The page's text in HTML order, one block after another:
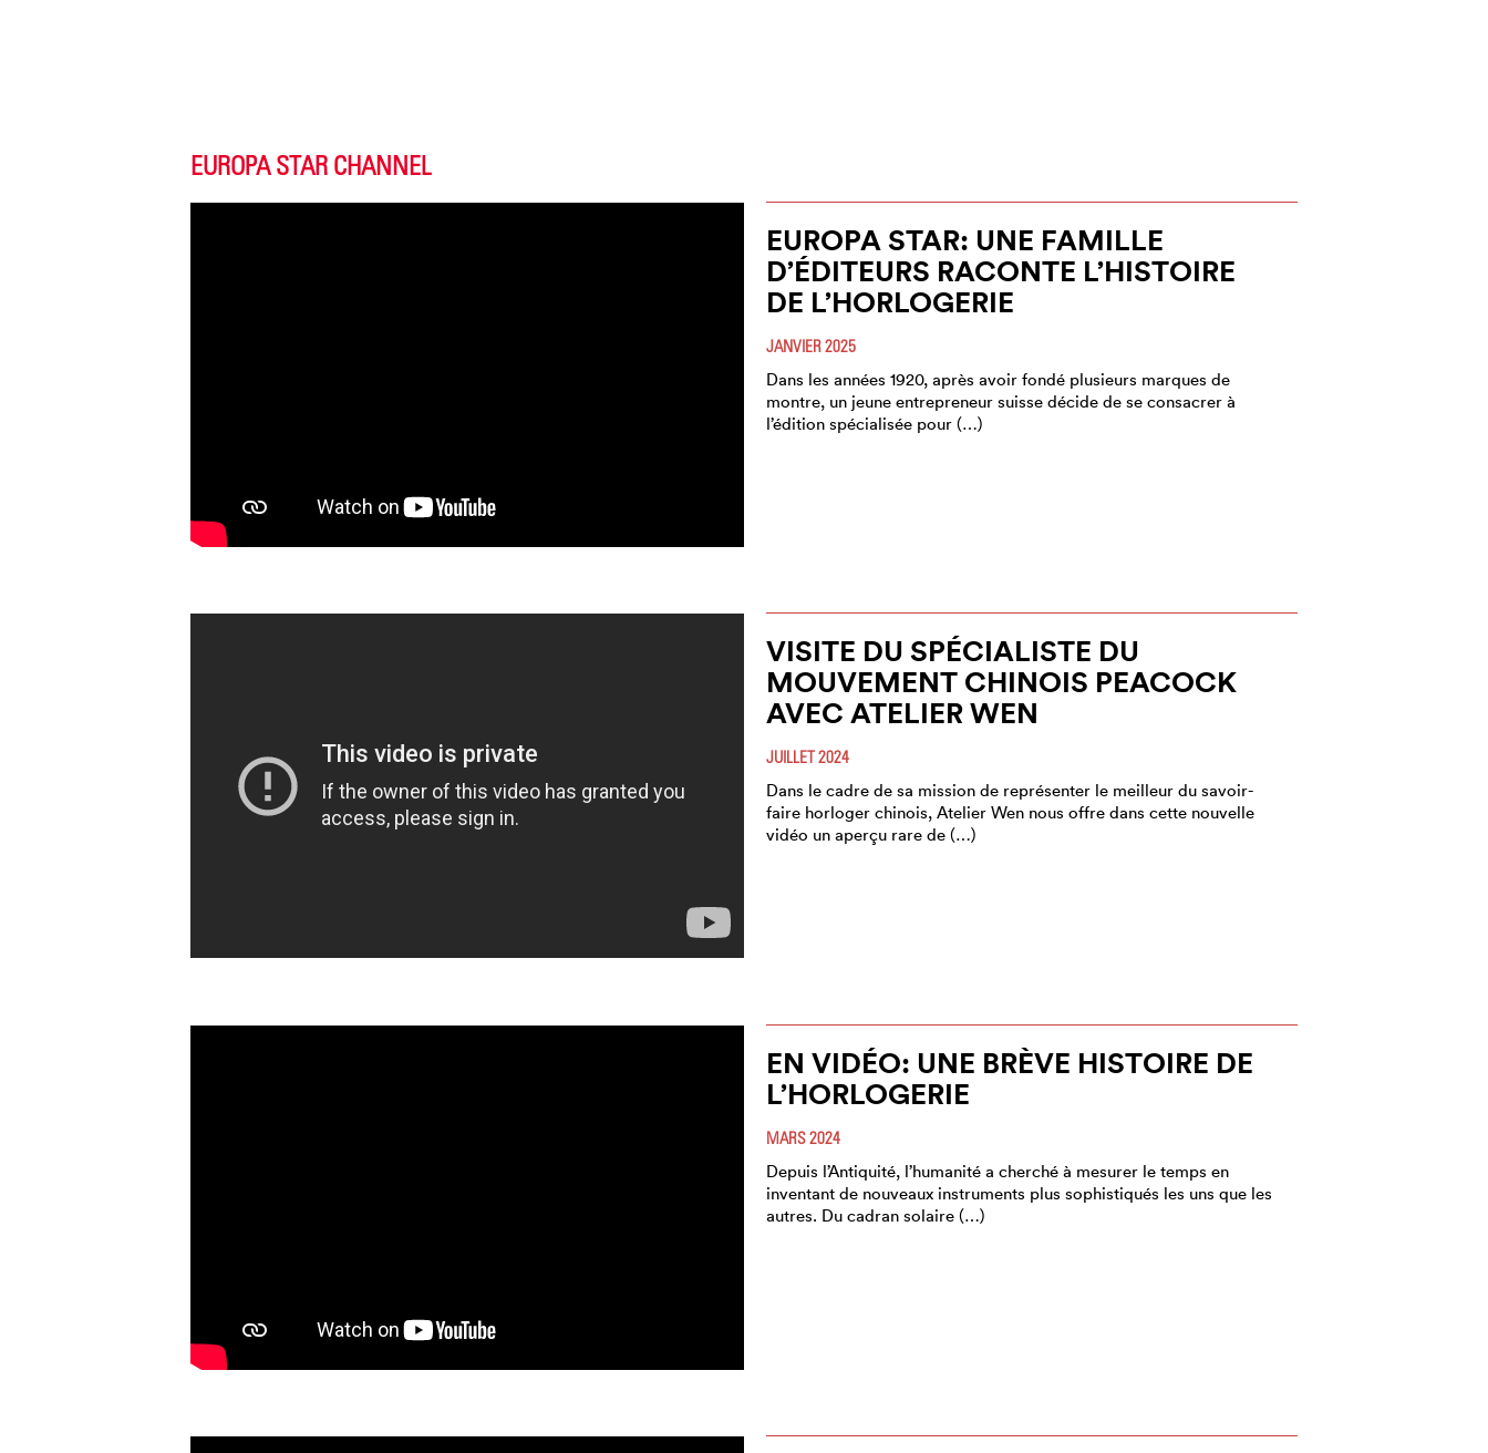
EUROPA STAR CHANNEL
EUROPA STAR: UNE FAMILLE
D’ÉDITEURS RACONTE L’HISTOIRE
DE L’HORLOGERIE
JANVIER 2025
Dans les années 1920, après avoir fondé plusieurs marques de
montre, un jeune entrepreneur suisse décide de se consacrer à
l’édition spécialisée pour (…)
VISITE DU SPÉCIALISTE DU
MOUVEMENT CHINOIS PEACOCK
AVEC ATELIER WEN
JUILLET 2024
Dans le cadre de sa mission de représenter le meilleur du savoir-
faire horloger chinois, Atelier Wen nous offre dans cette nouvelle
vidéo un aperçu rare de (…)
EN VIDÉO: UNE BRÈVE HISTOIRE DE
L’HORLOGERIE
MARS 2024
Depuis l’Antiquité, l’humanité a cherché à mesurer le temps en
inventant de nouveaux instruments plus sophistiqués les uns que les
autres. Du cadran solaire (…)